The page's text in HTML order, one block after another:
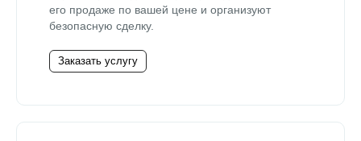
его продаже по вашей цене и организуют
безопасную сделку.
Заказать услугу